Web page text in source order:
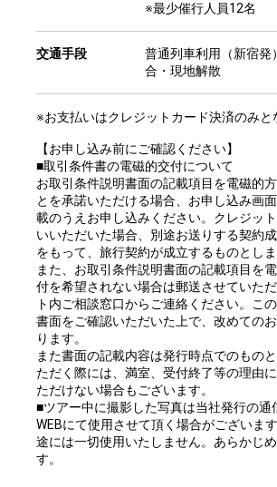
※最少催行人員12名
交通手段
普通列車利用（新宿発
合・現地解散
※お支払いはクレジットカード決済のみと
【お申し込み前にご確認ください】
■取引条件書の電磁的交付について
お取引条件説明書面の記載項目を電磁的
とを承諾いただける場合、お申し込み画
載のうえお申し込みください。クレジッ
いいただいた場合、別途お送りする契約
をもって、旅行契約が成立するものとしま
また、お取引条件説明書面の記載項目を
付を希望されない場合は郵送させていた
ト内ご相談窓口からご連絡ください。こ
書面をご確認いただいた上で、改めての
ります。
また書面の記載内容は発行時点でのもの
ただく際には、満室、受付終了等の理由
ただけない場合もございます。
■ツアー中に撮影した写真は当社発行の通
WEBにて使用させて頂く場合がございま
途には一切使用いたしません。あらかじ
す。